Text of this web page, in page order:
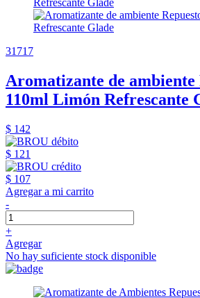
31717
Aromatizante de ambiente
110ml Limón Refrescante
$ 142
$ 121
$ 107
Agregar a mi carrito
-
+
Agregar
No hay suficiente stock disponible